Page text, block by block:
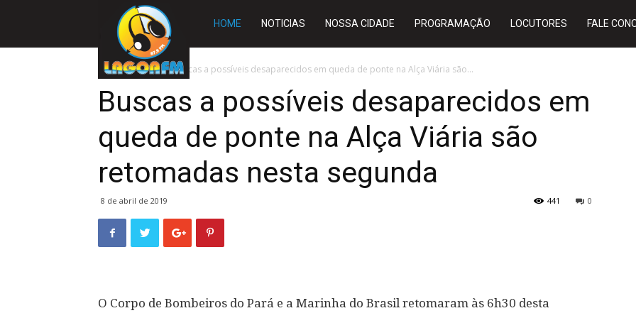
Rádio
Lagoa
FM
HOME NOTICIAS NOSSA CIDADE PROGRAMAÇÃO LOCUTORES FALE
Início BRASIL Buscas a possíveis desaparecidos em queda de ponte na Alça Viária são...
Buscas a possíveis desaparecidos em
queda de ponte na Alça Viária são
retomadas nesta segunda
8 de abril de 2019 0
441
O Corpo de Bombeiros do Pará e a Marinha do Brasil retomaram às 6h30 desta